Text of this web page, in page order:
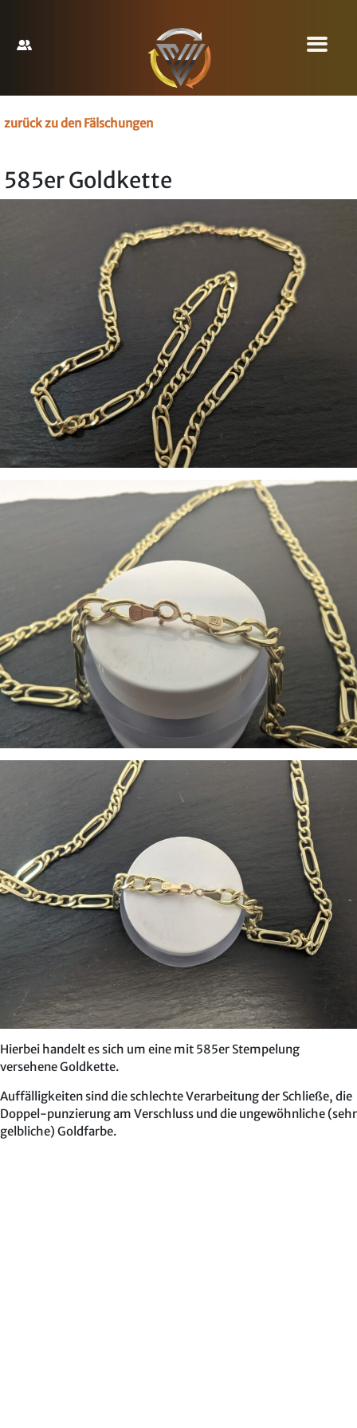
zurück zu den Fälschungen
585er Goldkette
Hierbei handelt es sich um eine mit 585er Stempelung
versehene Goldkette.
Auffälligkeiten sind die schlechte Verarbeitung der Schließe, die
Doppel-punzierung am Verschluss und die ungewöhnliche (sehr
gelbliche) Goldfarbe.